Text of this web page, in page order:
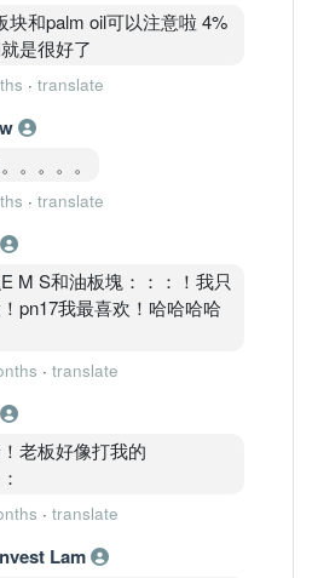
块和palm oil可以注意啦 4%
是很好了
· translate
。。。。
· translate
M S和油板塊：：：！我只
pn17我最喜欢！哈哈哈哈
· translate
老板好像打我的
· translate
Lam